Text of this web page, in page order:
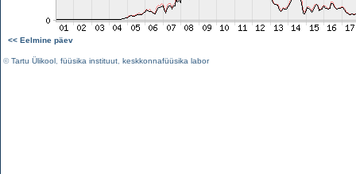
<< Eelmine päev
©Tartu Ülikool füüsika instituut keskkonnafüüsika labor